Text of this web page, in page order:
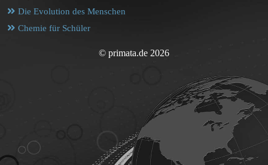
Die Evolution des Menschen
Chemie für Schüler
© primata.de 2026